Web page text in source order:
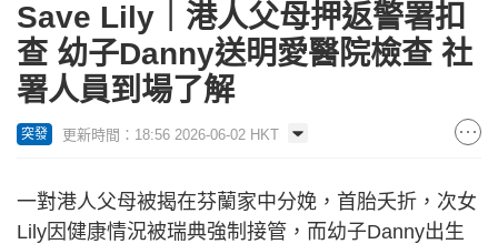
Save Lily｜港人父母押返警署扣
查 幼子Danny送明愛醫院檢查 社
署人員到場了解
突發 更新時間：18:56 2026-06-02 HKT
一對港人父母被揭在芬蘭家中分娩，首胎夭折，次女
Lily因健康情況被瑞典強制接管，而幼子Danny出生